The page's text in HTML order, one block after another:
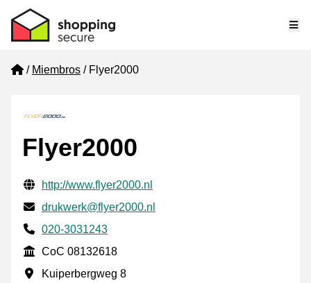
Home
Miembros Flyer2000
Flyer2000
Información de contacto verificada
Website URL
http://www.flyer2000.nl
Envía un correo electrónico a
drukwerk@flyer2000.nl
Phone number
020-3031243
CoC
CoC 08132618
Dirección de la empresa
Kuiperbergweg 8